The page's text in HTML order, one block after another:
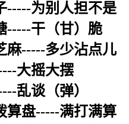
-----为别人担不是
-----干（甘）脆
麻-----多少沾点儿
大摇大摆
乱谈（弹）
算盘-----满打满算